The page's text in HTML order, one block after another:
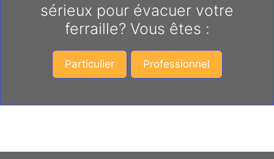
sérieux pour évacuer votre
ferraille? Vous êtes :
Particulier Professionnel